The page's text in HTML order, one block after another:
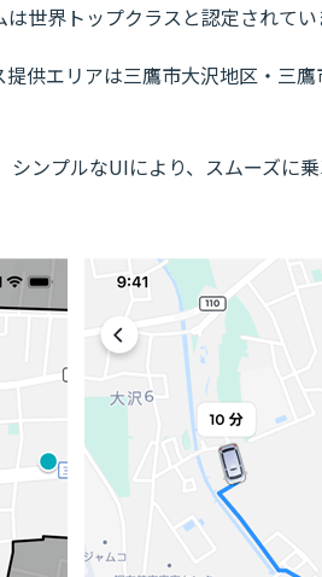
世界トップクラスと認定されてい
供エリアは三鷹市大沢地区・三鷹
ンプルなUIにより、スムーズに